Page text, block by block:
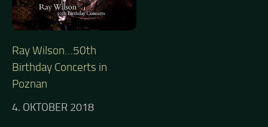
Ray Wilson…50th
Birthday Concerts in
Poznan
4. OKTOBER 2018